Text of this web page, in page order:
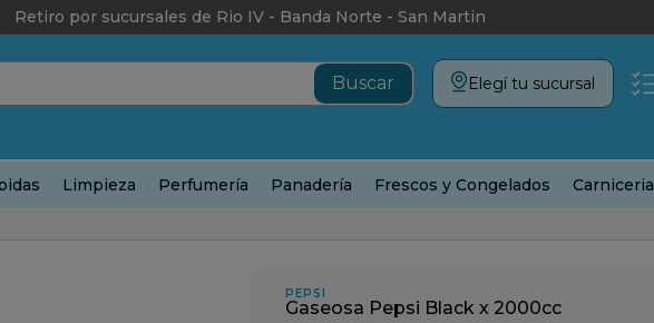
Retiro por sucursales de Rio IV - Banda Norte - San Martin
Elegí tu sucursal
Limpieza Perfumería Panadería Frescos y Congelados Carniceria
PEPSI
Gaseosa Pepsi Black x 2000cc